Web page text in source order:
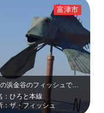
1月中旬の浜金谷のフィッシュです。海側に変わった風見鶏がありました。遠目にはオ…
：ひろと本線
：ザ・フィッシュ
富津市